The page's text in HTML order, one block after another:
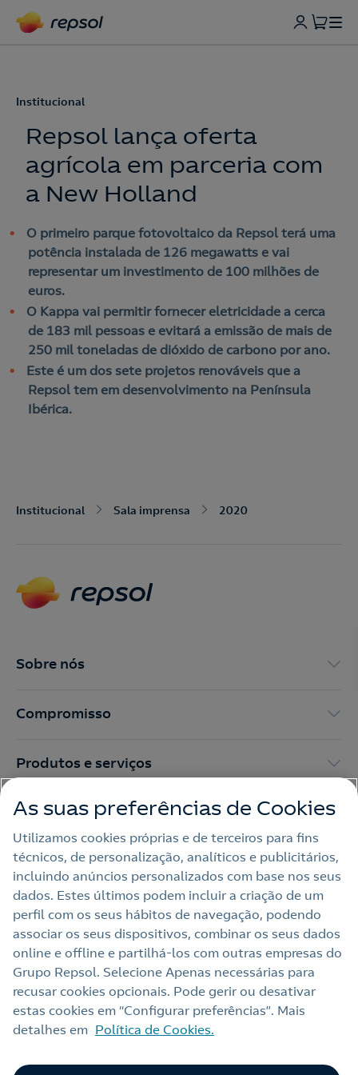
Contacte-nos
Contacte-nos para novas contratações
Nós ligamos!
Acepto lapolítica de protección de datos.
Institucional
Repsol lança oferta
agrícola em parceria com
a New Holland
O primeiro parque fotovoltaico da Repsol terá uma
potência instalada de 126 megawatts e vai
representar um investimento de 100 milhões de
euros.
O Kappa vai permitir fornecer eletricidade a cerca
de 183 mil pessoas e evitará a emissão de mais de
250 mil toneladas de dióxido de carbono por ano.
Este é um dos sete projetos renováveis que a
Repsol tem em desenvolvimento na Península
Ibérica.
Institucional Sala imprensa 2020
Sobre nós
Compromisso
Produtos e serviços
Trabalhar na Repsol
Sala de imprensa
Nota legal
Política de privacidade
Política de cookies
Termos e Condições My Repsol
As suas preferências de Cookies
Utilizamos cookies próprias e de terceiros para fins
técnicos, de personalização, analíticos e publicitários,
incluindo anúncios personalizados com base nos seus
dados. Estes últimos podem incluir a criação de um
perfil com os seus hábitos de navegação, podendo
associar os seus dispositivos, combinar os seus dados
online e offline e partilhá‑los com outras empresas do
Grupo Repsol. Selecione Apenas necessárias para
recusar cookies opcionais. Pode gerir ou desativar
estas cookies em “Configurar preferências”. Mais
detalhes em Política de Cookies.